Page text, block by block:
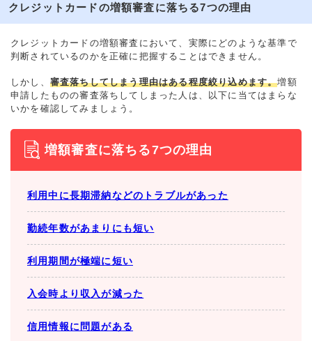
クレジットカードの増額審査に落ちる7つの理由
クレジットカードの増額審査において、実際にどのような基準で
判断されているのかを正確に把握することはできません。
しかし、 審査落ちしてしまう理由はある程度絞り込めます。増額
申請したものの審査落ちしてしまった人は、以下に当てはまらな
いかを確認してみましょう。
増額審査に落ちる7つの理由
利用中に長期滞納などのトラブルがあった
勤続年数があまりにも短い
利用期間が極端に短い
入会時より収入が減った
信用情報に問題がある